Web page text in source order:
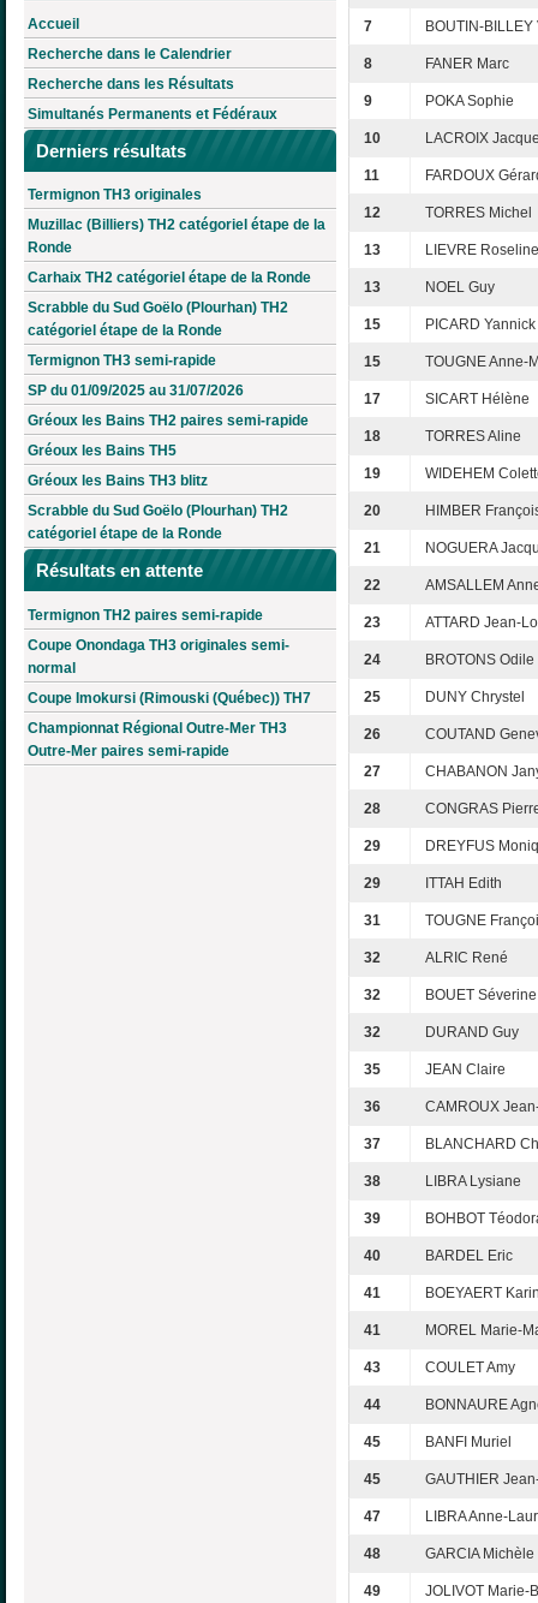
Accueil
Recherche dans le Calendrier
Recherche dans les Résultats
Simultanés Permanents et Fédéraux
Derniers résultats
Termignon TH3 originales
Muzillac (Billiers) TH2 catégoriel étape de la
Ronde
Carhaix TH2 catégoriel étape de la Ronde
Scrabble du Sud Goëlo (Plourhan) TH2
catégoriel étape de la Ronde
Termignon TH3 semi-rapide
SP du 01/09/2025 au 31/07/2026
Gréoux les Bains TH2 paires semi-rapide
Gréoux les Bains TH5
Gréoux les Bains TH3 blitz
Scrabble du Sud Goëlo (Plourhan) TH2
catégoriel étape de la Ronde
Résultats en attente
Termignon TH2 paires semi-rapide
Coupe Onondaga TH3 originales semi-
normal
Coupe Imokursi (Rimouski (Québec)) TH7
Championnat Régional Outre-Mer TH3
Outre-Mer paires semi-rapide
7 BOUTIN-
8 FANER Marc
9 POKA Sophie
10 LACROIX
11 FARDOUX
12 TORRES Michel
13 LIEVRE Roseline
13 NOEL Guy
15 PICARD Yannick
15 TOUGNE Anne-
17 SICART Hélène
18 TORRES Aline
19 WIDEHEM
20 HIMBER
21 NOGUERA
22 AMSALLEM
23 ATTARD Jean-
24 BROTONS Odile
25 DUNY Chrystel
26 COUTAND
27 CHABANON
28 CONGRAS
29 DREYFUS
29 ITTAH Edith
31 TOUGNE
32 ALRIC René
32 BOUET Séverine
32 DURAND Guy
35 JEAN Claire
36 CAMROUX
37 BLANCHARD
38 LIBRA Lysiane
39 BOHBOT
40 BARDEL Eric
41 BOEYAERT
41 MOREL Marie-
43 COULET Amy
44 BONNAURE
45 BANFI Muriel
45 GAUTHIER
47 LIBRA Anne-
48 GARCIA Michèle
49 JOLIVOT Marie-